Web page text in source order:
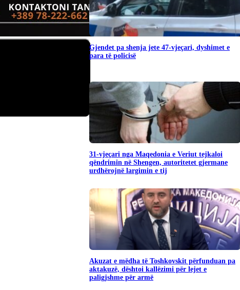
Gjendet pa shenja jete 47-vjeçari, dyshimet e
para të policisë
31-vjeçari nga Maqedonia e Veriut tejkaloi
qëndrimin në Shengen, autoritetet gjermane
urdhërojnë largimin e tij
Akuzat e mëdha të Toshkovskit përfunduan pa
aktakuzë, dështoi kallëzimi për lejet e
paligjshme për armë